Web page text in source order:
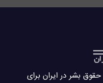
بشر در ایران برای